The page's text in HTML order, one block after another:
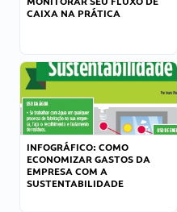
CAIXA NA PRÁTICA
INFOGRÁFICO: COMO
ECONOMIZAR GASTOS DA
EMPRESA COM A
SUSTENTABILIDADE